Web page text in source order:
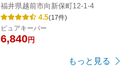
福井県越前市向新保町12-1-4
4.5(17件)
ピュアキーパー
6,840円
もっと見る